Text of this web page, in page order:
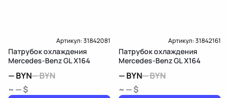
Артикул:31842081
Патрубок охлаждения
Mercedes-Benz GL X164
—BYN—BYN
~ — $
Артикул:31842161
Патрубок охлаждения
Mercedes-Benz GL X164
—BYN—BYN
~ — $